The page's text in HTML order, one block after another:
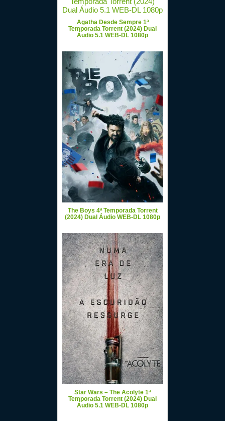
Agatha Desde Sempre 1ª
Temporada Torrent (2024) Dual
Áudio 5.1 WEB-DL 1080p
The Boys 4ª Temporada Torrent
(2024) Dual Áudio WEB-DL 1080p
Star Wars – The Acolyte 1ª
Temporada Torrent (2024) Dual
Áudio 5.1 WEB-DL 1080p